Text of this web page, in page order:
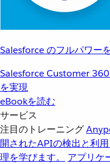
Salesforce のフルパワー
Salesforce Customer
を実現
eBookを読む
サービス
注目のトレーニング
開されたAPIの検出と利
理を学びます。
アプリケ